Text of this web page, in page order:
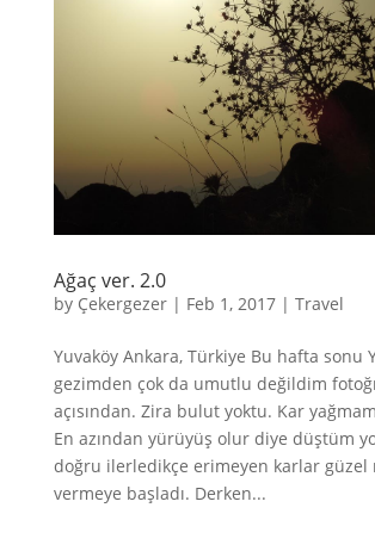
Ağaç ver. 2.0
by Çekergezer| Feb 1, 2017| Travel
Yuvaköy Ankara, Türkiye Bu hafta sonu
gezimden çok da umutlu değildim
açısından. Zira bulut yoktu. Kar
En azından yürüyüş olur diye düştüm
doğru ilerledikçe erimeyen karlar güzel
vermeye başladı. Derken...